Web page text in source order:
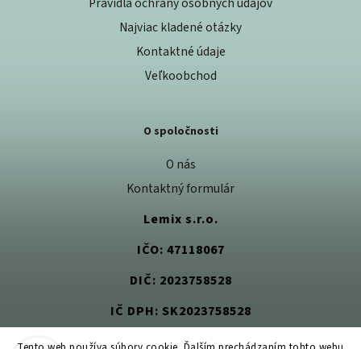
Najviac kladené otázky
Kontaktné údaje
Veľkoobchod
O spoločnosti
O nás
Kontaktný formulár
Lemix s.r.o.
IČO: 47118067
DIČ: 2023758528
IČ DPH: SK2023758528